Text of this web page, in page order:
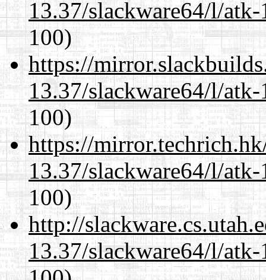
13.37/slackware64/l/
100)
https://
13.37/slackware64/l/
100)
https://
13.37/slackware64/l/
100)
http://
13.37/slackware64/l/